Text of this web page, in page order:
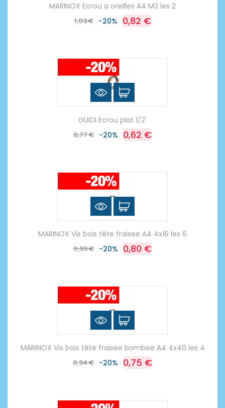
MARINOX Ecrou a oreilles A4 M3 les 2
1,03 € -20% 0,82 €
GUIDI Ecrou plat 1/2'
0,77 € -20% 0,62 €
MARINOX Vis bois tête fraisee A4 4x16 les 6
0,99 € -20% 0,80 €
MARINOX Vis bois tête fraisee bombee A4 4x40 les 4
0,94 € -20% 0,75 €